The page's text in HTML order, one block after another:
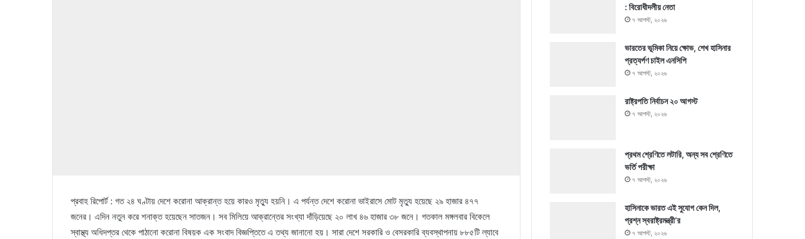
প্রবাহ রিপোর্ট : গত ২৪ ঘণ্টায় দেশে করোনা আক্রান্ত হয়ে কারও মৃত্যু হয়নি। এ পর্যন্ত দেশে করোনা ভাইরাসে মোট মৃত্যু হয়েছে ২৯ হাজার ৪৭৭
জনের। এদিন নতুন করে শনাক্ত হয়েছেন সাতজন। সব মিলিয়ে আক্রান্তের সংখ্যা দাঁড়িয়েছে ২০ লাখ ৪৬ হাজার ৩৮ জনে। গতকাল মঙ্গলবার বিকেলে
স্বাস্থ্য অধিদপ্তর থেকে পাঠানো করোনা বিষয়ক এক সংবাদ বিজ্ঞপ্তিতে এ তথ্য জানানো হয়। সারা দেশে সরকারি ও বেসরকারি ব্যবস্থাপনায় ৮৮৫টি ল্যাবে
: বিরোধীদলীয় নেতা
৭ আগস্ট, ২০২৬
ভারতের ভূমিকা নিয়ে ক্ষোভ, শেখ হাসিনার
প্রত্যর্পণ চাইল এনসিপি
৭ আগস্ট, ২০২৬
রাষ্ট্রপতি নির্বাচন ২০ আগস্ট
৭ আগস্ট, ২০২৬
প্রথম শ্রেণিতে লটারি, অন্য সব শ্রেণিতে
ভর্তি পরীক্ষা
৭ আগস্ট, ২০২৬
হাসিনাকে ভারত এই সুযোগ কেন দিল,
প্রশ্ন স্বরাষ্ট্রমন্ত্রী’র
৭ আগস্ট, ২০২৬